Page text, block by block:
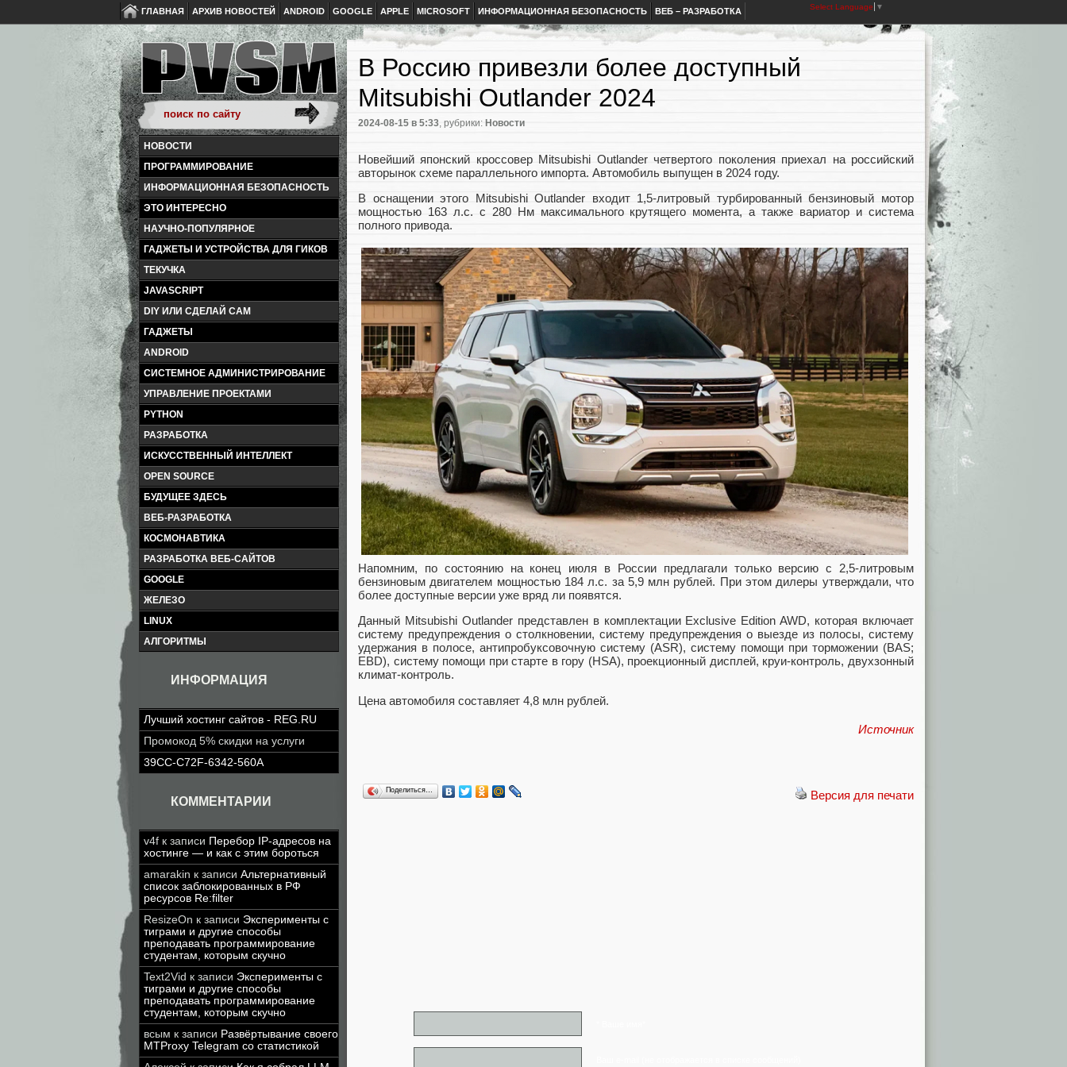
ГЛАВНАЯ АРХИВ НОВОСТЕЙ ANDROID GOOGLE APPLE MICROSOFT ИНФОРМАЦИОННАЯ БЕЗОПАСНОСТЬ ВЕБ – РАЗРАБОТКА Select Language ▼
НОВОСТИ
ПРОГРАММИРОВАНИЕ
ИНФОРМАЦИОННАЯ БЕЗОПАСНОСТЬ
ЭТО ИНТЕРЕСНО
НАУЧНО-ПОПУЛЯРНОЕ
ГАДЖЕТЫ И УСТРОЙСТВА ДЛЯ ГИКОВ
ТЕКУЧКА
JAVASCRIPT
DIY ИЛИ СДЕЛАЙ САМ
ГАДЖЕТЫ
ANDROID
СИСТЕМНОЕ АДМИНИСТРИРОВАНИЕ
УПРАВЛЕНИЕ ПРОЕКТАМИ
PYTHON
РАЗРАБОТКА
ИСКУССТВЕННЫЙ ИНТЕЛЛЕКТ
OPEN SOURCE
БУДУЩЕЕ ЗДЕСЬ
ВЕБ-РАЗРАБОТКА
КОСМОНАВТИКА
РАЗРАБОТКА ВЕБ-САЙТОВ
GOOGLE
ЖЕЛЕЗО
LINUX
АЛГОРИТМЫ
ИНФОРМАЦИЯ
Лучший хостинг сайтов - REG.RU
Промокод 5% скидки на услуги
39CC-C72F-6342-560A
КОММЕНТАРИИ
v4f к записи Перебор IP-адресов на
хостинге — и как с этим бороться
amarakin к записи Альтернативный
список заблокированных в РФ
ресурсов Re:filter
ResizeOn к записи Эксперименты с
тиграми и другие способы
преподавать программирование
студентам, которым скучно
Text2Vid к записи Эксперименты с
тиграми и другие способы
преподавать программирование
студентам, которым скучно
всым к записи Развёртывание своего
MTProxy Telegram со статистикой
В Россию привезли более доступный
Mitsubishi Outlander 2024
2024-08-15 в 5:33, рубрики: Новости
Новейший японский кроссовер Mitsubishi Outlander четвертого поколения приехал на российский
авторынок схеме параллельного импорта. Автомобиль выпущен в 2024 году.
В оснащении этого Mitsubishi Outlander входит 1,5-литровый турбированный бензиновый мотор
мощностью 163 л.с. с 280 Нм максимального крутящего момента, а также вариатор и система
полного привода.
Напомним, по состоянию на конец июля в России предлагали только версию с 2,5-литровым
бензиновым двигателем мощностью 184 л.с. за 5,9 млн рублей. При этом дилеры утверждали, что
более доступные версии уже вряд ли появятся.
Данный Mitsubishi Outlander представлен в комплектации Exclusive Edition AWD, которая включает
систему предупреждения о столкновении, систему предупреждения о выезде из полосы, систему
удержания в полосе, антипробуксовочную систему (ASR), систему помощи при торможении (BAS;
EBD), систему помощи при старте в гору (HSA), проекционный дисплей, круи-контроль, двухзонный
климат-контроль.
Цена автомобиля составляет 4,8 млн рублей.
Источник
Версия для печати
Поделиться…